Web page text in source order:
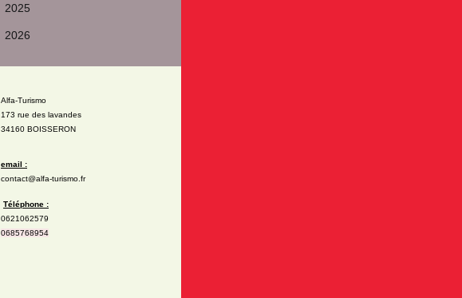
2025
2026
Alfa-Turismo
173 rue des lavandes
34160 BOISSERON
email :
contact@alfa-turismo.fr
Téléphone :
0621062579
0685768954